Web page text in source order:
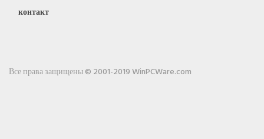
контакт
Все права защищены © 2001-2019 WinPCWare.com